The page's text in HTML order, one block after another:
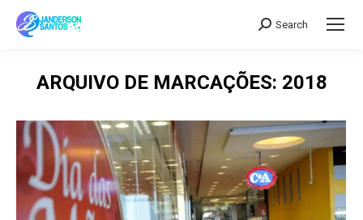
Search:
Search
ARQUIVO DE MARCAÇÕES: 2018